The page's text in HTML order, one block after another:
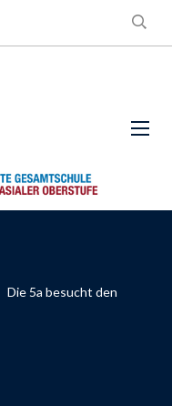
Die 5a besucht den